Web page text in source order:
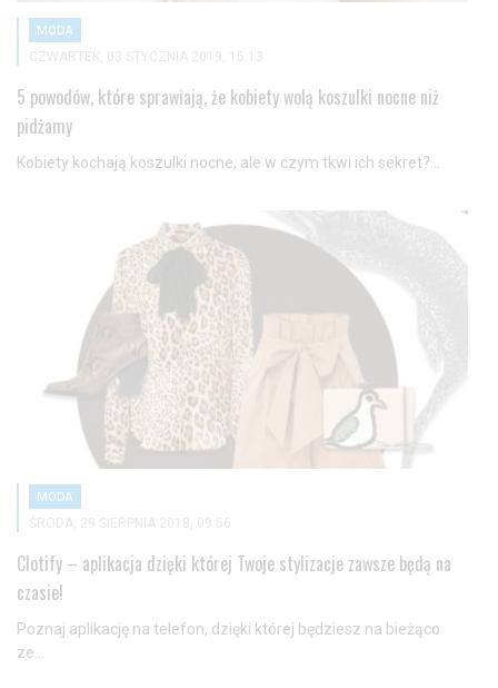
MODA
CZWARTEK, 03 STYCZNIA 2019, 15:13
5 powodów, które sprawiają, że kobiety wolą koszulki nocne niż
pidżamy
Kobiety kochają koszulki nocne, ale w czym tkwi ich sekret?...
MODA
ŚRODA, 29 SIERPNIA 2018, 09:56
Clotify – aplikacja dzięki której Twoje stylizacje zawsze będą na
czasie!
Poznaj aplikację na telefon, dzięki której będziesz na bieżąco
ze...